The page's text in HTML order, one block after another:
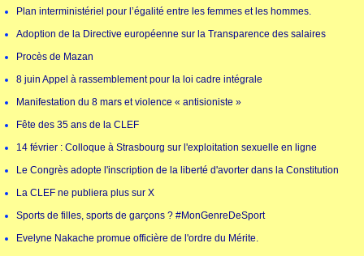
Plan interministériel pour l’égalité entre les femmes et les hommes.
Adoption de la Directive européenne sur la Transparence des salaires
Procès de Mazan
8 juin Appel à rassemblement pour la loi cadre intégrale
Manifestation du 8 mars et violence « antisioniste »
Fête des 35 ans de la CLEF
14 février : Colloque à Strasbourg sur l'exploitation sexuelle en ligne
Le Congrès adopte l'inscription de la liberté d'avorter dans la Constitution
La CLEF ne publiera plus sur X
Sports de filles, sports de garçons ? #MonGenreDeSport
Evelyne Nakache promue officière de l'ordre du Mérite.